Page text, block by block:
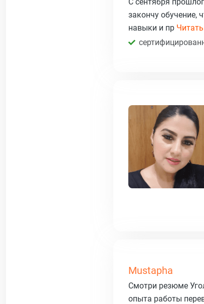
закончу обучение,
навыки и пр
Mustapha
Смотри резюме
опыта работы